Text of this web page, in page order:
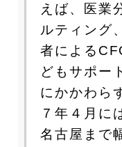
えば、医業
ルティング
者による
どもサポー
にかかわら
７年４月に
名古屋まで